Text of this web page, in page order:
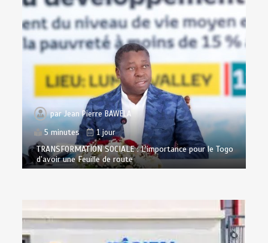
parJean Pierre BAWELA
5 minutes
1 jour
TRANSFORMATION SOCIALE : L’importance pour le Togo
d’avoir une Feuille de route